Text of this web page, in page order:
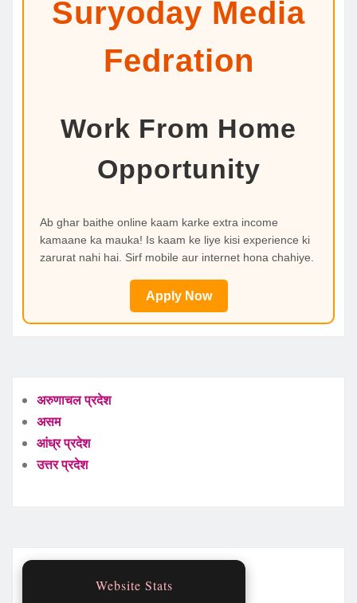
Suryoday Media
Fedration
Work From Home
Opportunity
Ab ghar baithe online kaam karke extra income
kamaane ka mauka! Is kaam ke liye kisi experience ki
zarurat nahi hai. Sirf mobile aur internet hona chahiye.
Apply Now
अरुणाचल प्रदेश
असम
आंध्र प्रदेश
उत्तर प्रदेश
Website Stats